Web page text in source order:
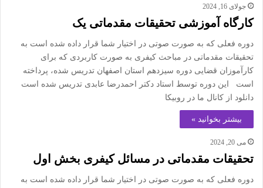
جولای 16, 2024
کارگاه آموزشی تحقیقات مقدماتی یک
دوره فعلی که به صورت صوتی در اختیار شما قرار داده شده است به
تحقیقات مقدماتی در مباحث کیفری به صورت کاربردی که برای
کارآموزان قضایی دوره سیزدهم استان اصفهان تدریس شده، پرداخته
است این دوره توسط استاد دکتر احمدرضا عابدی تدریس شده است
دانلود از کانال ما در روبیکا
بیشتر بخوانید »
می 20, 2024
تحقیقات مقدماتی در مسائل کیفری بخش اول
دوره فعلی که به صورت صوتی در اختیار شما قرار داده شده است به